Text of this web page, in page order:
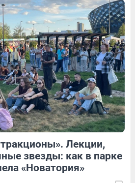
Обсудить
222 1
Лекции,
звезды: как в парке
«Новатория»